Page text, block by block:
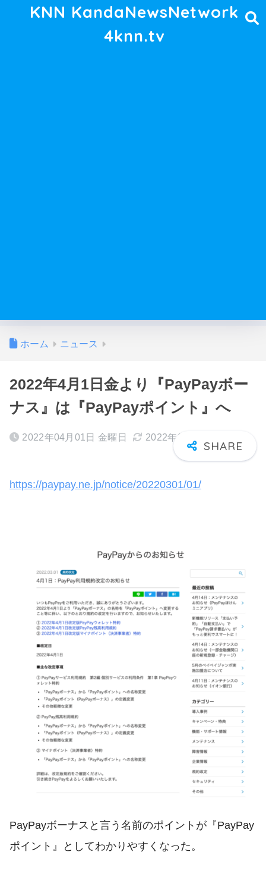
KNN KandaNewsNetwork
4knn.tv
ホーム ニュース
2022年4月1日金より『PayPayボー
ナス』は『PayPayポイント』へ
2022年04月01日 金曜日 2022年04月12日 火曜日
https://paypay.ne.jp/notice/20220301/01/
PayPayボーナスと言う名前のポイントが『PayPay
ポイント』としてわかりやすくなった。